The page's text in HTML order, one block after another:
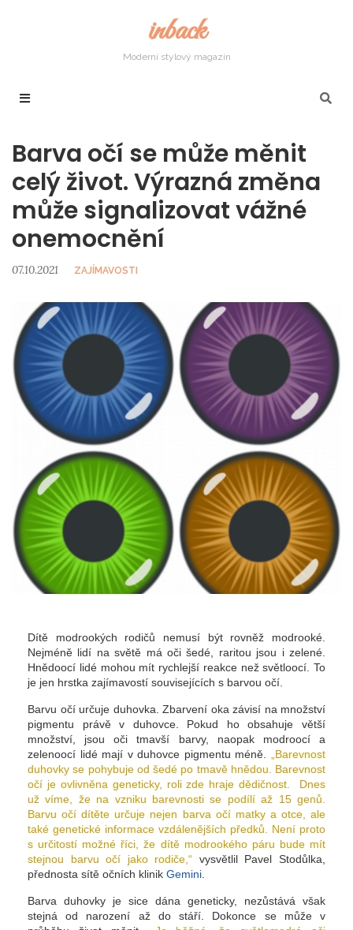
inback
Moderní stylový magazín
Barva očí se může měnit
celý život. Výrazná změna
může signalizovat vážné
onemocnění
07.10.2021 ZAJÍMAVOSTI
Dítě modrookých rodičů nemusí být rovněž modrooké.
Nejméně lidí na světě má oči šedé, raritou jsou i zelené.
Hnědoocí lidé mohou mít rychlejší reakce než světloocí. To
je jen hrstka zajímavostí souvisejících s barvou očí.
Barvu očí určuje duhovka. Zbarvení oka závisí na množství
pigmentu právě v duhovce. Pokud ho obsahuje větší
množství, jsou oči tmavší barvy, naopak modroocí a
zelenoocí lidé mají v duhovce pigmentu méně.
„Barevnost
duhovky se pohybuje od šedé po tmavě hnědou. Barevnost
očí je ovlivněna geneticky, roli zde hraje dědičnost.
Dnes
už víme, že na vzniku barevnosti se podílí až 15 genů.
Barvu očí dítěte určuje nejen barva očí matky a otce, ale
také genetické informace vzdálenějších předků. Není proto
s určitostí možné říci, že dítě modrookého páru bude mít
stejnou barvu očí jako rodiče,“ vysvětlil Pavel Stodůlka,
přednosta sítě očních klinik Gemini
Barva duhovky je sice dána geneticky, nezůstává však
stejná od narození až do stáří. Dokonce se může v